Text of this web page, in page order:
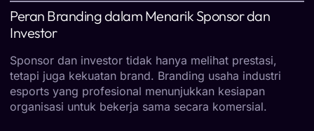
Peran Branding dalam Menarik Sponsor dan
Investor
Sponsor dan investor tidak hanya melihat prestasi,
tetapi juga kekuatan brand. Branding usaha industri
esports yang profesional menunjukkan kesiapan
organisasi untuk bekerja sama secara komersial.